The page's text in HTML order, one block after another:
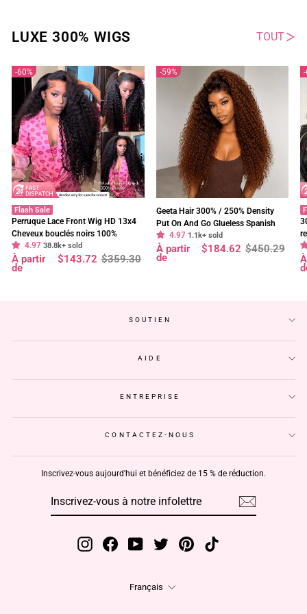
LUXE 300% WIGS TOUT
60%
Flash Sale
Perruque Lace Front Wig HD 13x4
Cheveux bouclés noirs 100%
cheveux humains vierges pré-épilés
- Geeta Hair
4.97 38.8k+ sold
Prix
régulier
$359.30
Prix
réduit
À partir
de
$143.72
59%
Geeta Hair 300% / 250% Density
Put On And Go Glueless Spanish
Curly 13x4 Lace Front Pre Plucked
100% Human Hair Wig
4.97 1.1k+ sold
Prix
régulier
$450.29
Prix
réduit
À partir
de
$184.62
à
SOUTIEN
AIDE
ENTREPRISE
CONTACTEZ-NOUS
Inscrivez-vous aujourd'hui et bénéficiez de 15 % de réduction.
INFOLETTRE
InstagramFacebookYouTube Twitter Pinterest
Langue
Français